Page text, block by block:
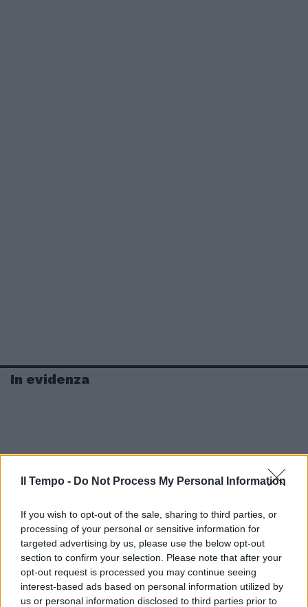
Il Tempo - Do Not Process My Personal Information
If you wish to opt-out of the sale, sharing to third parties, or
processing of your personal or sensitive information for
targeted advertising by us, please use the below opt-out
section to confirm your selection. Please note that after your
opt-out request is processed you may continue seeing
interest-based ads based on personal information utilized by
us or personal information disclosed to third parties prior to
In evidenza